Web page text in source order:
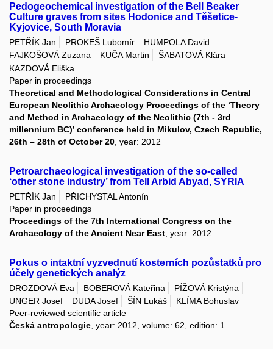
Pedogeochemical investigation of the Bell Beaker
Culture graves from sites Hodonice and Těšetice-
Kyjovice, South Moravia
PETŘÍK Jan PROKEŠ Lubomír
HUMPOLA David
FAJKOŠOVÁ Zuzana
KUČA Martin
ŠABATOVÁ Klára
KAZDOVÁ Eliška
Paper in proceedings
Theoretical and Methodological Considerations in Central
European Neolithic Archaeology Proceedings of the ‘Theory
and Method in Archaeology of the Neolithic (7th - 3rd
millennium BC)’ conference held in Mikulov, Czech Republic,
26th – 28th of October 20 , year: 2012
Petroarchaeological investigation of the so-called
‘other stone industry’ from Tell Arbid Abyad, SYRIA
PETŘÍK Jan
PŘICHYSTAL Antonín
Paper in proceedings
Proceedings of the 7th International Congress on the
Archaeology of the Ancient Near East , year: 2012
Pokus o intaktní vyzvednutí kosterních pozůstatků pro
účely genetických analýz
DROZDOVÁ Eva BOBEROVÁ Kateřina
PÍŽOVÁ Kristýna
UNGER Josef
DUDA Josef ŠÍN Lukáš
KLÍMA Bohuslav
Peer-reviewed scientific article
Česká antropologie, year: 2012, volume: 62, edition: 1